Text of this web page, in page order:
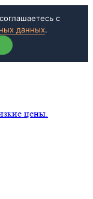
с
данных.
цены.